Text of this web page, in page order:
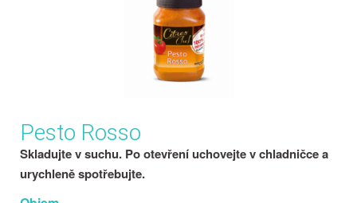
Pesto Rosso
Skladujte v suchu. Po otevření uchovejte v chladničce a
urychleně spotřebujte.